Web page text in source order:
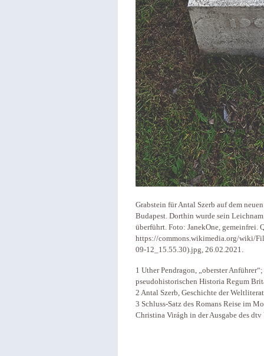
Grabstein für Antal Szerb auf dem
Budapest. Dorthin wurde sein
überführt. Foto: JanekOne, gemeinfrei.
https://commons.wikimedia.org/wiki/
09-12_15.55.30).jpg, 26.02.2021.
1 Uther Pendragon, „oberster
pseudohistorischen Historia Regum
2 Antal Szerb, Geschichte der
3 Schluss-Satz des Romans Reise im
Christina Virágh in der Ausgabe des